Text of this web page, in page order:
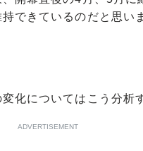
できているのだと思い
化についてはこう分析
ADVERTISEMENT